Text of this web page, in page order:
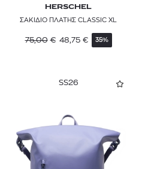
HERSCHEL
ΣΑΚΙΔΙΟ ΠΛΑΤΗΣ CLASSIC XL
75,00 € 48,75 € 35%
SS26